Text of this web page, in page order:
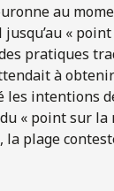
au
«
pratiques
à obtenir
les intentions
« point sur la
la plage